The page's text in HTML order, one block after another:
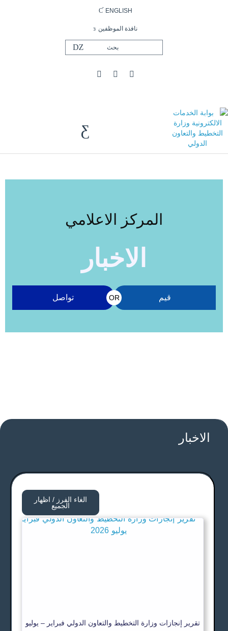
ENGLISH
نافذة الموظفين
المركز الاعلامي
الاخبار
قيم OR تواصل
الاخبار
الغاء الفرز / اظهار
الجميع
تقرير إنجازات وزارة التخطيط والتعاون الدولي فبراير – يوليو